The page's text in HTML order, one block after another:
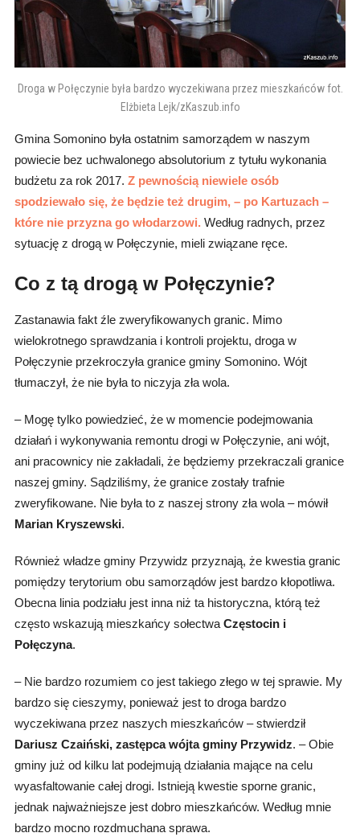
Droga w Połęczynie była bardzo wyczekiwana przez mieszkańców fot.
Elżbieta Lejk/zKaszub.info
Gmina Somonino była ostatnim samorządem w naszym
powiecie bez uchwalonego absolutorium z tytułu wykonania
budżetu za rok 2017. Z pewnością niewiele osób
spodziewało się, że będzie też drugim, – po Kartuzach –
które nie przyzna go włodarzowi. Według radnych, przez
sytuację z drogą w Połęczynie, mieli związane ręce.
Co z tą drogą w Połęczynie?
Zastanawia fakt źle zweryfikowanych granic. Mimo
wielokrotnego sprawdzania i kontroli projektu, droga w
Połęczynie przekroczyła granice gminy Somonino. Wójt
tłumaczył, że nie była to niczyja zła wola.
– Mogę tylko powiedzieć, że w momencie podejmowania
działań i wykonywania remontu drogi w Połęczynie, ani wójt,
ani pracownicy nie zakładali, że będziemy przekraczali granice
naszej gminy. Sądziliśmy, że granice zostały trafnie
zweryfikowane. Nie była to z naszej strony zła wola – mówił
Marian Kryszewski.
Również władze gminy Przywidz przyznają, że kwestia granic
pomiędzy terytorium obu samorządów jest bardzo kłopotliwa.
Obecna linia podziału jest inna niż ta historyczna, którą też
często wskazują mieszkańcy sołectwa Częstocin i
Połęczyna.
– Nie bardzo rozumiem co jest takiego złego w tej sprawie. My
bardzo się cieszymy, ponieważ jest to droga bardzo
wyczekiwana przez naszych mieszkańców – stwierdził
Dariusz Czaiński, zastępca wójta gminy Przywidz. – Obie
gminy już od kilku lat podejmują działania mające na celu
wyasfaltowanie całej drogi. Istnieją kwestie sporne granic,
jednak najważniejsze jest dobro mieszkańców. Według mnie
bardzo mocno rozdmuchana sprawa.